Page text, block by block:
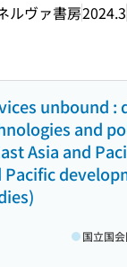
ルヴァ書房2024.3
unbound :
and
Asia and
Pacific
国立国